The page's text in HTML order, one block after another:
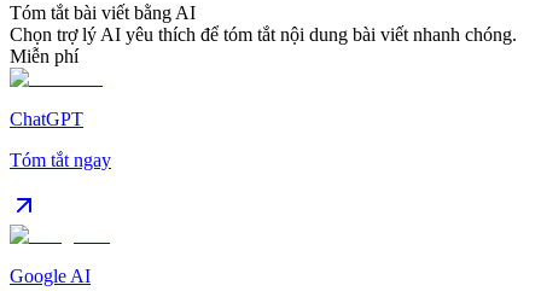
Tóm tắt bài viết bằng AI
Chọn trợ lý AI yêu thích để tóm tắt nội dung bài viết nhanh chóng.
Miễn phí
ChatGPT
Tóm tắt ngay
Google AI